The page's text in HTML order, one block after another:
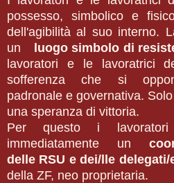
possesso, simbolico e
dell'agibilità al suo interno.
un luogo simbolo di
lavoratori e le lavoratrici
sofferenza che si
padronale e governativa.
una speranza di vittoria.
Per questo i
immediatamente un
delle RSU e dei/lle
della ZF, neo proprietaria.